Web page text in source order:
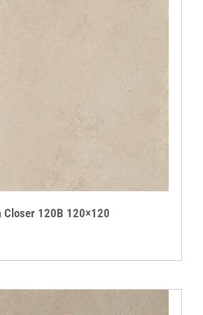
Closer 120B 120×120